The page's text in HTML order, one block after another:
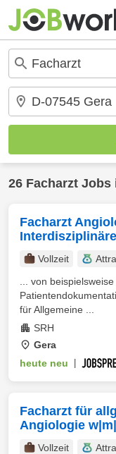
26 Facharzt Jobs
Facharzt
Vollzeit
... von
für Allgemeine ...
SRH
Gera
heute neu
Facharzt für
Angiologie
Vollzeit